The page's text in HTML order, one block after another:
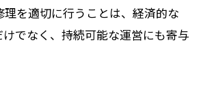
理を適切に行うことは、経済的な
でなく、持続可能な運営にも寄与